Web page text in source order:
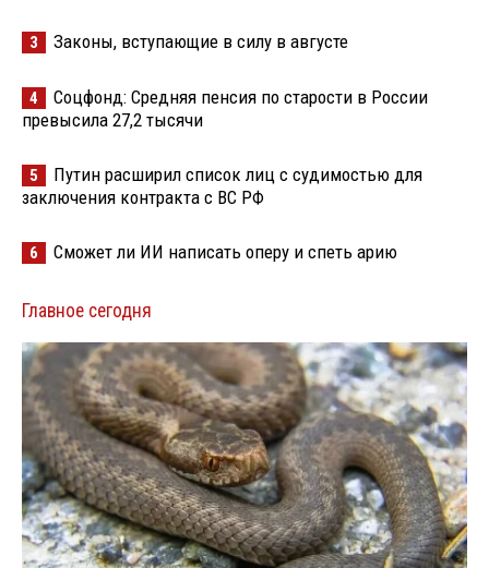
3 Законы, вступающие в силу в августе
4
Соцфонд: Средняя пенсия по старости в России
превысила 27,2 тысячи
5
Путин расширил список лиц с судимостью для
заключения контракта с ВС РФ
6 Сможет ли ИИ написать оперу и спеть арию
Главное сегодня